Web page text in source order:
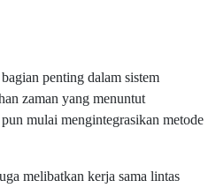
penting dalam sistem
zaman yang menuntut
mulai mengintegrasikan metode
melibatkan kerja sama lintas